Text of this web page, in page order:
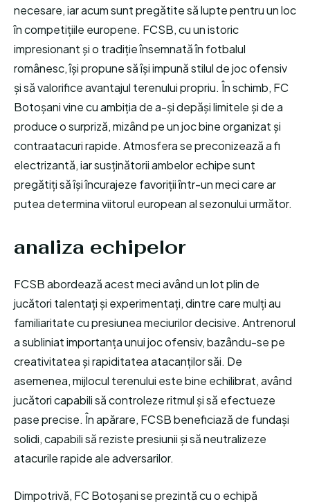
necesare, iar acum sunt pregătite să lupte pentru un loc
în competițiile europene. FCSB, cu un istoric
impresionant și o tradiție însemnată în fotbalul
românesc, își propune să își impună stilul de joc ofensiv
și să valorifice avantajul terenului propriu. În schimb, FC
Botoșani vine cu ambiția de a-și depăși limitele și de a
produce o surpriză, mizând pe un joc bine organizat și
contraatacuri rapide. Atmosfera se preconizează a fi
electrizantă, iar susținătorii ambelor echipe sunt
pregătiți să își încurajeze favoriții într-un meci care ar
putea determina viitorul european al sezonului următor.
analiza echipelor
FCSB abordează acest meci având un lot plin de
jucători talentați și experimentați, dintre care mulți au
familiaritate cu presiunea meciurilor decisive. Antrenorul
a subliniat importanța unui joc ofensiv, bazându-se pe
creativitatea și rapiditatea atacanților săi. De
asemenea, mijlocul terenului este bine echilibrat, având
jucători capabili să controleze ritmul și să efectueze
pase precise. În apărare, FCSB beneficiază de fundași
solidi, capabili să reziste presiunii și să neutralizeze
atacurile rapide ale adversarilor.
Dimpotrivă, FC Botoșani se prezintă cu o echipă